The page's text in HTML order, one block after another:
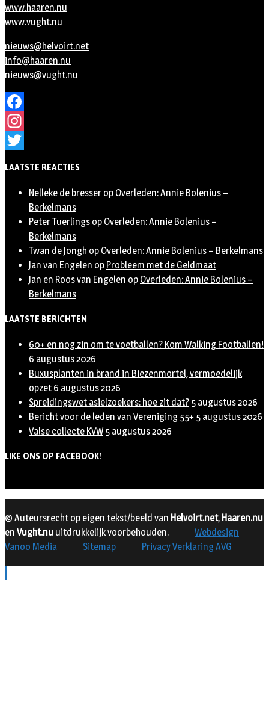
www.haaren.nu
www.vught.nu
nieuws@helvoirt.net
info@haaren.nu
nieuws@vught.nu
Facebook
Instagram
LAATSTE REACTIES
Nelleke de bresser op Overleden: Annie Bolenius –
Berkelmans
Peter Tuerlings op Overleden: Annie Bolenius –
Berkelmans
Twan de Jongh op Overleden: Annie Bolenius – Berkelmans
Jan van Engelen op Probleem met de Geldmaat
Jan en Roos van Engelen op Overleden: Annie Bolenius –
Berkelmans
LAATSTE BERICHTEN
60+ en nog zin om te voetballen? Kom Walking Footballen!
6 augustus 2026
Buxusplanten in brand in Biezenmortel, vermoedelijk
opzet 6 augustus 2026
Spreidingswet asielzoekers: hoe zit dat? 5 augustus 2026
Bericht voor de leden van Vereniging 55+ 5 augustus 2026
Valse collecte KVW 5 augustus 2026
LIKE ONS OP FACEBOOK!
© Auteursrecht op eigen tekst/beeld van Helvoirt.net, Haaren.nu
en Vught.nu uitdrukkelijk voorbehouden.
Webdesign
Vanoo Media
Sitemap Privacy Verklaring AVG